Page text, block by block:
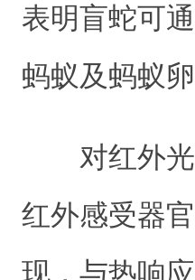
表明盲蛇可
蚂蚁及蚂蚁
对红外
红外感受器
现，与热响